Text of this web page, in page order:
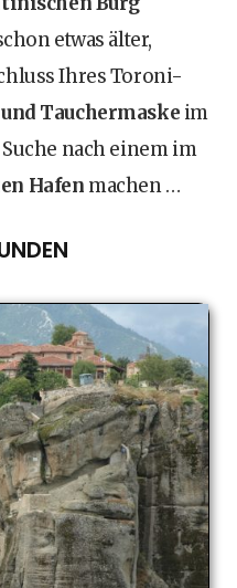
etwas älter,
Ihres Toroni-
Tauchermaske im
nach einem im
Hafen machen …